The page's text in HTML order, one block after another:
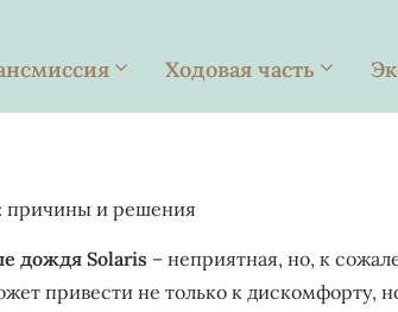
Ходовая часть
причины и решения
дождя Solaris – неприятная, но, к
привести не только к дискомфорту,